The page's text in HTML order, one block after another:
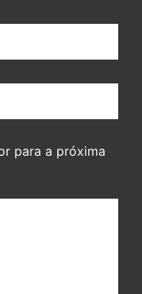
para a próxima